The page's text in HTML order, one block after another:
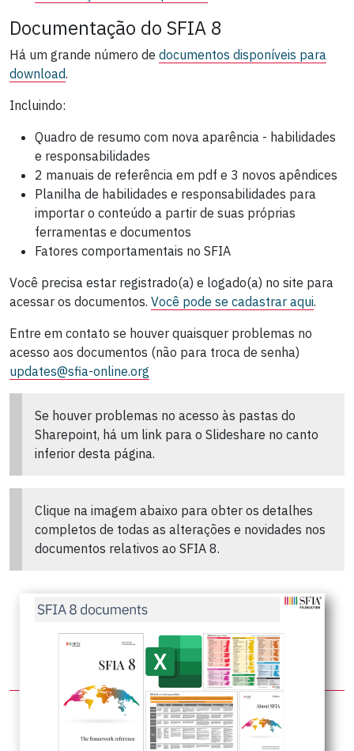
Documentação do SFIA 8
Há um grande número de documentos disponíveis para
download.
Incluindo:
Quadro de resumo com nova aparência - habilidades
e responsabilidades
2 manuais de referência em pdf e 3 novos apêndices
Planilha de habilidades e responsabilidades para
importar o conteúdo a partir de suas próprias
ferramentas e documentos
Fatores comportamentais no SFIA
Você precisa estar registrado(a) e logado(a) no site para
acessar os documentos. Você pode se cadastrar aqui.
Entre em contato se houver quaisquer problemas no
acesso aos documentos (não para troca de senha)
updates@sfia-online.org
Se houver problemas no acesso às pastas do
Sharepoint, há um link para o Slideshare no canto
inferior desta página.
Clique na imagem abaixo para obter os detalhes
completos de todas as alterações e novidades nos
documentos relativos ao SFIA 8.